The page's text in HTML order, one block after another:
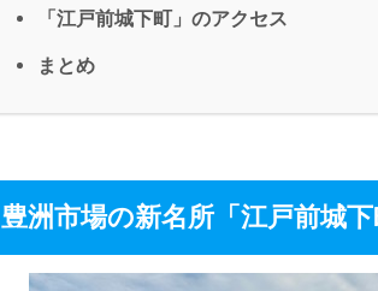
「江戸前城下町」のアクセス
まとめ
豊洲市場の新名所「江戸前城